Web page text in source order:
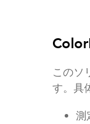
このソ
す。具
測